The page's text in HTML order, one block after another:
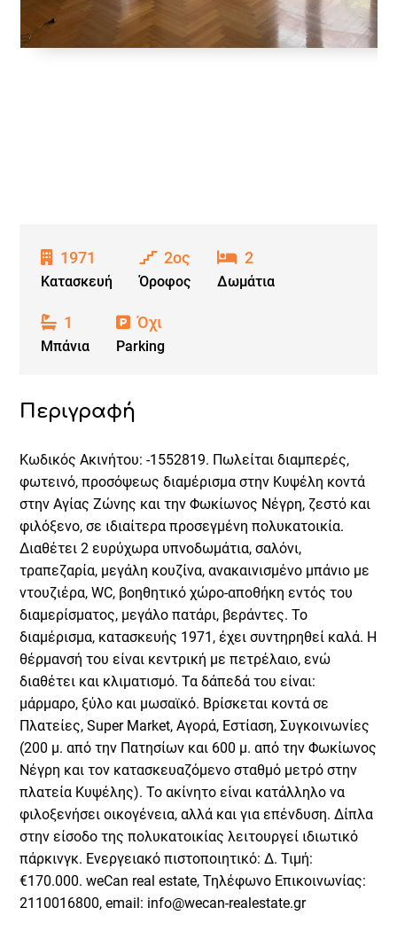
1971
Κατασκευή
2ος
Όροφος
2
Δωμάτια
1
Μπάνια
Όχι
Parking
Περιγραφή
Κωδικός Ακινήτου: -1552819. Πωλείται διαμπερές,
φωτεινό, προσόψεως διαμέρισμα στην Κυψέλη κοντά
στην Αγίας Ζώνης και την Φωκίωνος Νέγρη, ζεστό και
φιλόξενο, σε ιδιαίτερα προσεγμένη πολυκατοικία.
Διαθέτει 2 ευρύχωρα υπνοδωμάτια, σαλόνι,
τραπεζαρία, μεγάλη κουζίνα, ανακαινισμένο μπάνιο με
ντουζιέρα, WC, βοηθητικό χώρο-αποθήκη εντός του
διαμερίσματος, μεγάλο πατάρι, βεράντες. Το
διαμέρισμα, κατασκευής 1971, έχει συντηρηθεί καλά. Η
θέρμανσή του είναι κεντρική με πετρέλαιο, ενώ
διαθέτει και κλιματισμό. Τα δάπεδά του είναι:
μάρμαρο, ξύλο και μωσαϊκό. Βρίσκεται κοντά σε
Πλατείες, Super Market, Αγορά, Εστίαση, Συγκοινωνίες
(200 μ. από την Πατησίων και 600 μ. από την Φωκίωνος
Νέγρη και τον κατασκευαζόμενο σταθμό μετρό στην
πλατεία Κυψέλης). Το ακίνητο είναι κατάλληλο να
φιλοξενήσει οικογένεια, αλλά και για επένδυση. Δίπλα
στην είσοδο της πολυκατοικίας λειτουργεί ιδιωτικό
πάρκινγκ. Ενεργειακό πιστοποιητικό: Δ. Τιμή:
€170.000. weCan real estate, Τηλέφωνο Επικοινωνίας:
2110016800, email: info@wecan-realestate.gr